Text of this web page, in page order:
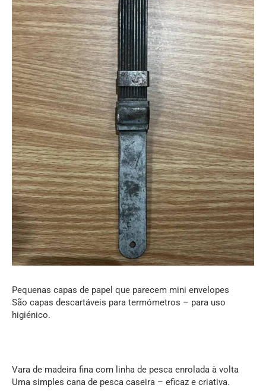
Pequenas capas de papel que parecem mini envelopes
São capas descartáveis para termómetros – para uso
higiénico.
Vara de madeira fina com linha de pesca enrolada à volta
Uma simples cana de pesca caseira – eficaz e criativa.